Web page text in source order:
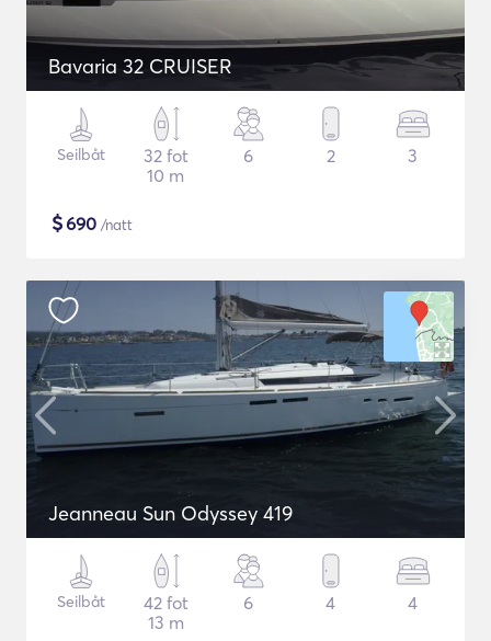
Bavaria 32 CRUISER
Seilbåt
32 fot
10 m
6 2 3
$690 /natt
Jeanneau Sun Odyssey 419
Seilbåt
42 fot
13 m
6 4 4